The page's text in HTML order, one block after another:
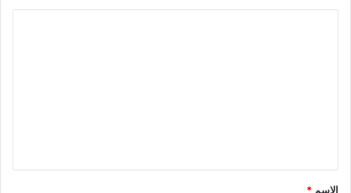
*
الاسم *